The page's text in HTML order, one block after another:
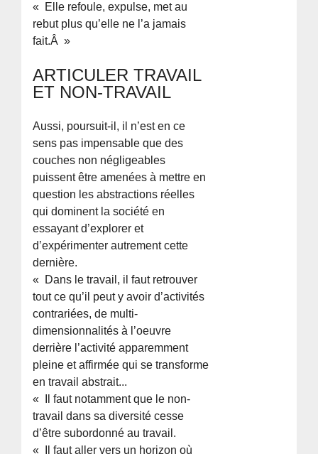
« Elle refoule, expulse, met au
rebut plus qu’elle ne l’a jamais
fait.Â »
ARTICULER TRAVAIL
ET NON-TRAVAIL
Aussi, poursuit-il, il n’est en ce
sens pas impensable que des
couches non négligeables
puissent être amenées à mettre en
question les abstractions réelles
qui dominent la société en
essayant d’explorer et
d’expérimenter autrement cette
dernière.
« Dans le travail, il faut retrouver
tout ce qu’il peut y avoir d’activités
contrariées, de multi-
dimensionnalités à l’oeuvre
derrière l’activité apparemment
pleine et affirmée qui se transforme
en travail abstrait...
« Il faut notamment que le non-
travail dans sa diversité cesse
d’être subordonné au travail.
« Il faut aller vers un horizon où